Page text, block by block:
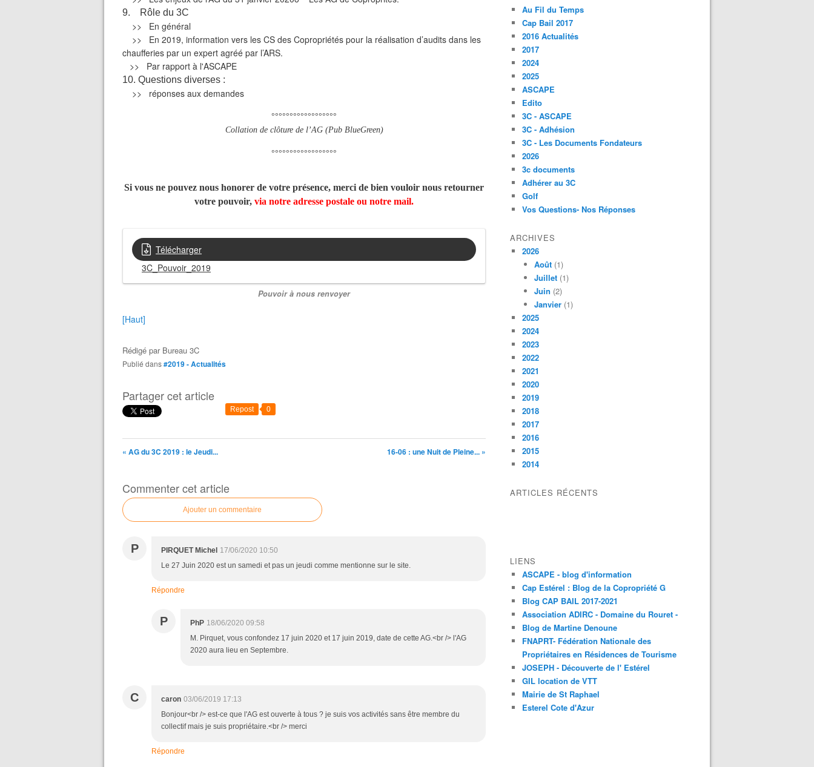
9. Rôle du 3C
>> En général
>> En 2019, information vers les CS des Copropriétés pour la réalisation d’audits dans les
chaufferies par un expert agréé par l’ARS.
>> Par rapport à l'ASCAPE
10. Questions diverses :
>> réponses aux demandes
°°°°°°°°°°°°°°°°°°
Collation de clôture de l’AG (Pub BlueGreen)
°°°°°°°°°°°°°°°°°°
Si vous ne pouvez nous honorer de votre présence, merci de bien vouloir nous retourner
votre pouvoir, via notre adresse postale ou notre mail.
Télécharger
3C_Pouvoir_2019
Pouvoir à nous renvoyer
[Haut]
Rédigé par Bureau 3C
Publié dans#2019 - Actualités
Partager cet article
Repost 0
« AG du 3C 2019 : le Jeudi... 16-06 : une Nuit de Pleine... »
Commenter cet article
Ajouter un commentaire
P PIRQUET Michel 17/06/2020 10:50
Le 27 Juin 2020 est un samedi et pas un jeudi comme mentionne sur le site.
Répondre
P PhP 18/06/2020 09:58
M. Pirquet, vous confondez 17 juin 2020 et 17 juin 2019, date de cette AG.<br /> l'AG
2020 aura lieu en Septembre.
C caron 03/06/2019 17:13
Bonjour<br /> est-ce que l'AG est ouverte à tous ? je suis vos activités sans être membre du
collectif mais je suis propriétaire.<br /> merci
Répondre
Au Fil du Temps
Cap Bail 2017
2016 Actualités
2017
2024
2025
ASCAPE
Edito
3C - ASCAPE
3C - Adhésion
3C - Les Documents Fondateurs
2026
3c documents
Adhérer au 3C
Golf
Vos Questions- Nos Réponses
ARCHIVES
2026
Août (1)
Juillet (1)
Juin (2)
Janvier (1)
2025
2024
2023
2022
2021
2020
2019
2018
2017
2016
2015
2014
ARTICLES RÉCENTS
LIENS
ASCAPE - blog d'information
Cap Estérel : Blog de la Copropriété G
Blog CAP BAIL 2017-2021
Association ADIRC - Domaine du Rouret -
Blog de Martine Denoune
FNAPRT- Fédération Nationale des
Propriétaires en Résidences de Tourisme
JOSEPH - Découverte de l' Estérel
GIL location de VTT
Mairie de St Raphael
Esterel Cote d'Azur